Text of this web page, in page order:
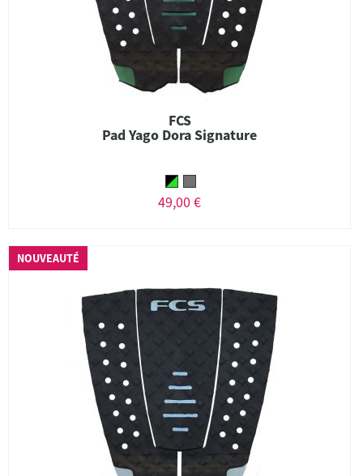
FCS
Pad Yago Dora Signature
49,00 €
NOUVEAUTÉ